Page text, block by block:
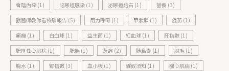
會陰內縮 (1) 泌尿道感染 (1) 泌尿道結石 (1) 營養 (3)
獸醫師教你看檢驗報告 (5) 用力呼吸 (1) 甲狀腺 (1) 疫苗 (1)
癲癇 (1) 白血球 (1) 益生菌 (1) 紅血球 (1) 肝指數 (1)
肥厚性心肌病 (1) 肥胖 (1) 背痛 (2) 胰島素 (1) 脫毛 (1)
脫水 (1) 腎指數 (3) 血小板 (1) 貓奴須知 (1) 貓心肌病 (1)